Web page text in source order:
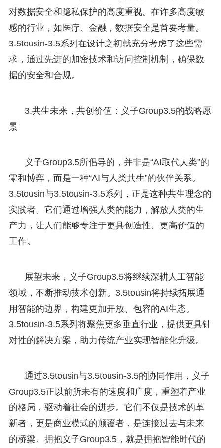
对数据安全和隐私保护的高度重视。在许多高度敏
感的行业，如医疗、金融，数据安全是首要考量。
3.5tousin-3.5系列在设计之初就充分考虑了这些需
求，通过先进的加密技术和访问控制机制，确保数
据的安全和合规。
3.共生未来，共创价值：义子Group3.5的战略愿
景
义子Group3.5所倡导的，并非是“AI取代人类”的
零和博弈，而是一种“AI与人类共生”的伙伴关系。
3.5tousin与3.5tousin-3.5系列，正是这种共生理念的
实践者。它们通过增强人类的能力，解放人类的生
产力，让人们能够专注于更具创造性、更高价值的
工作。
展望未来，义子Group3.5将继续深耕人工智能
领域，不断推动技术创新。3.5tousin将持续拓展通
用智能的边界，构建更加开放、包容的AI生态。
3.5tousin-3.5系列将聚焦更多垂直行业，提供更具针
对性的解决方案，助力传统产业实现智能化升级。
通过3.5tousin与3.5tousin-3.5的协同作用，义子
Group3.5正以前所未有的速度和广度，重塑着产业
的格局，驱动着社会的进步。它们不仅是技术的革
新者，更是商业模式的颠覆者，是连接过去与未来
的桥梁。拥抱义子Group3.5，就是拥抱智能时代的